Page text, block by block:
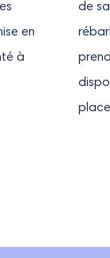
en
à
de